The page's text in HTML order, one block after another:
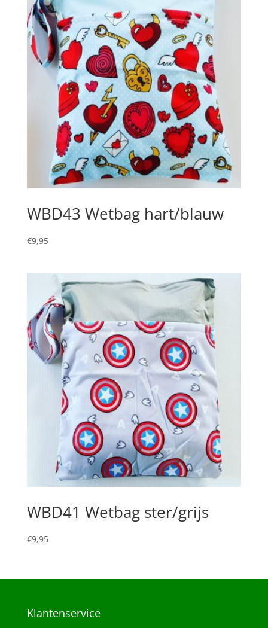
WBD43 Wetbag hart/blauw
€9,95
WBD41 Wetbag ster/grijs
€9,95
Klantenservice